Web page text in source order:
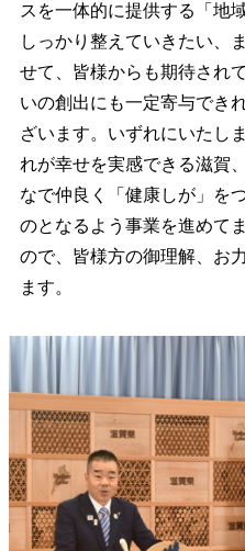
スを一体的に提供する「地
しっかり整えていきたい、
せて、皆様からも期待され
いの創出にも一定寄与でき
ざいます。いずれにいたし
れが幸せを実感できる滋賀
なで仲良く「健康しが」を
のとなるよう事業を進めて
ので、皆様方の御理解、お
ます。